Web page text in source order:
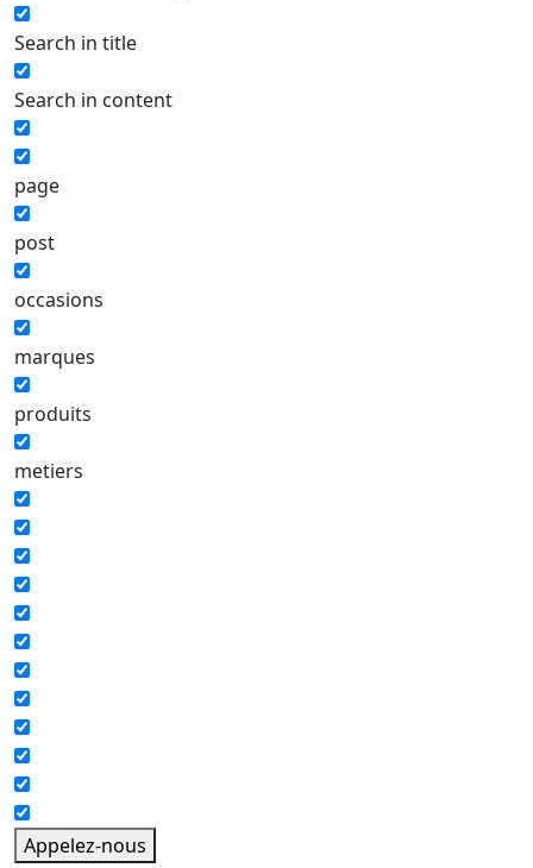
Search in title
Search in content
page
post
occasions
marques
produits
metiers
Appelez-nous